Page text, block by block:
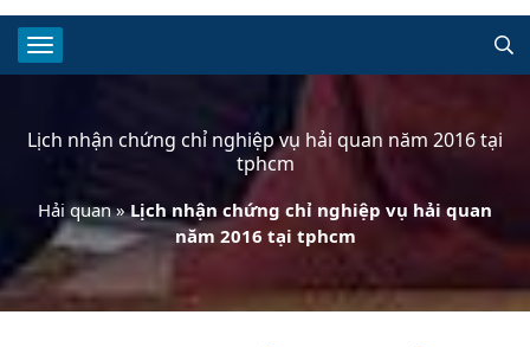
Lịch nhận chứng chỉ nghiệp vụ hải quan năm 2016 tại
tphcm
Hải quan»Lịch nhận chứng chỉ nghiệp vụ hải quan
năm 2016 tại tphcm